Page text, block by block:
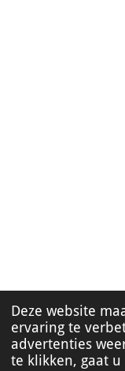
Deze website
ervaring te
advertenties
te klikken, gaat